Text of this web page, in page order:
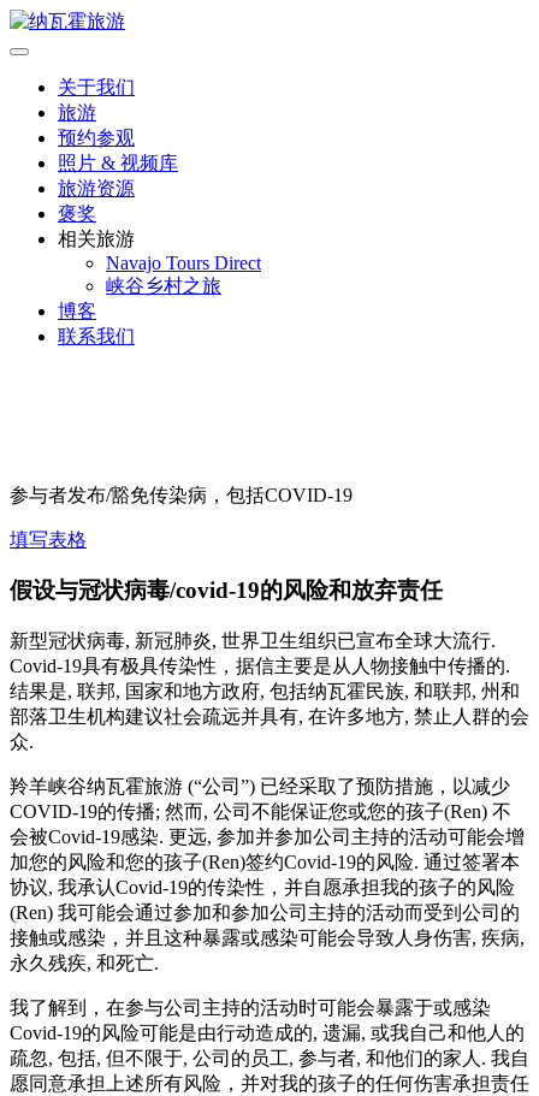
跳
到
关于我们
旅游
预约参观
照片 & 视频库
旅游资源
褒奖
相关旅游
Navajo Tours Direct
峡谷乡村之旅
博客
联系我们
参与者发布/豁免传染病，包括COVID-19
填写表格
假设与冠状病毒/covid-19的风险和放弃责任
新型冠状病毒, 新冠肺炎, 世界卫生组织已宣布全球大流行.
Covid-19具有极具传染性，据信主要是从人物接触中传播的.
结果是, 联邦, 国家和地方政府, 包括纳瓦霍民族, 和联邦, 州和
部落卫生机构建议社会疏远并具有, 在许多地方, 禁止人群的会
众.
羚羊峡谷纳瓦霍旅游 (“公司”) 已经采取了预防措施，以减少
COVID-19的传播; 然而, 公司不能保证您或您的孩子(Ren) 不
会被Covid-19感染. 更远, 参加并参加公司主持的活动可能会增
加您的风险和您的孩子(Ren)签约Covid-19的风险. 通过签署本
协议, 我承认Covid-19的传染性，并自愿承担我的孩子的风险
(Ren) 我可能会通过参加和参加公司主持的活动而受到公司的
接触或感染，并且这种暴露或感染可能会导致人身伤害, 疾病,
永久残疾, 和死亡.
我了解到，在参与公司主持的活动时可能会暴露于或感染
Covid-19的风险可能是由行动造成的, 遗漏, 或我自己和他人的
疏忽, 包括, 但不限于, 公司的员工, 参与者, 和他们的家人. 我自
愿同意承担上述所有风险，并对我的孩子的任何伤害承担责任